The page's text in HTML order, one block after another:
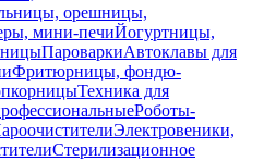
орешницы,
мини-печиЙогуртницы,
ПароваркиАвтоклавы для
Фритюрницы, фондю-
Техника для
Роботы-
Электровеники,
Стерилизационное